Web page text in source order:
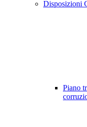
Disposizioni
Piano